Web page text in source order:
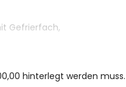
Gefrierfach,
hinterlegt werden muss.